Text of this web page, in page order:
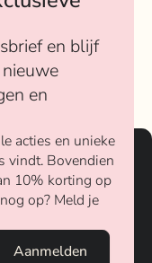
en blijf
en
acties en unieke
vindt. Bovendien
10% korting op
op? Meld je